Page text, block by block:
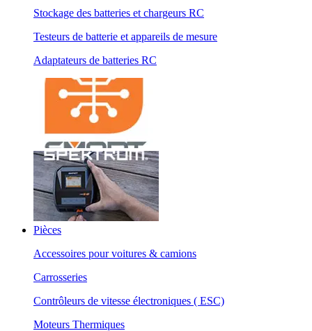
Stockage des batteries et chargeurs RC
Testeurs de batterie et appareils de mesure
Adaptateurs de batteries RC
Pièces
Accessoires pour voitures & camions
Carrosseries
Contrôleurs de vitesse électroniques ( ESC)
Moteurs Thermiques